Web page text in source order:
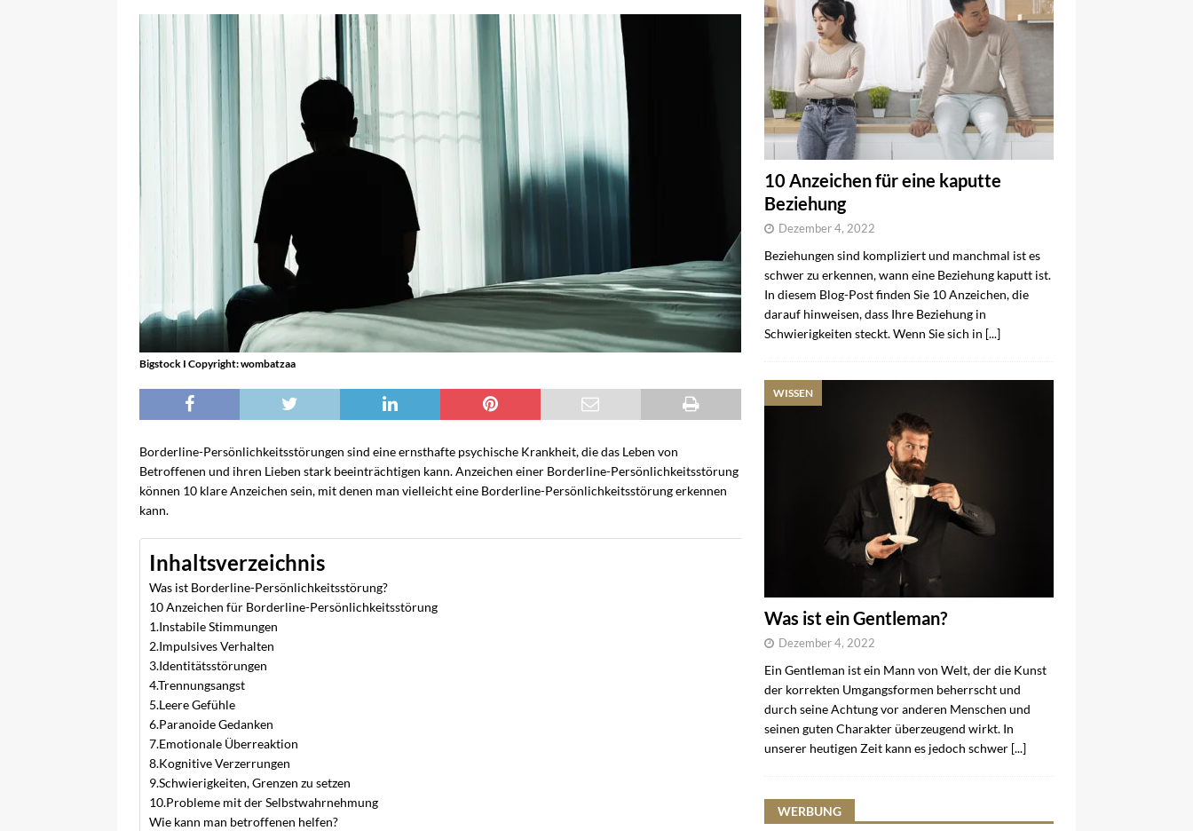
Bigstock I Copyright: wombatzaa
Borderline-Persönlichkeitsstörungen sind eine ernsthafte psychische Krankheit, die das Leben von
Betroffenen und ihren Lieben stark beeinträchtigen kann. Anzeichen einer Borderline-Persönlichkeitsstörung
können 10 klare Anzeichen sein, mit denen man vielleicht eine Borderline-Persönlichkeitsstörung erkennen
kann.
Inhaltsverzeichnis
Was ist Borderline-Persönlichkeitsstörung?
10 Anzeichen für Borderline-Persönlichkeitsstörung
1.Instabile Stimmungen
2.Impulsives Verhalten
3.Identitätsstörungen
4.Trennungsangst
5.Leere Gefühle
6.Paranoide Gedanken
7.Emotionale Überreaktion
8.Kognitive Verzerrungen
9.Schwierigkeiten, Grenzen zu setzen
10.Probleme mit der Selbstwahrnehmung
Wie kann man betroffenen helfen?
10 Anzeichen für eine kaputte
Beziehung
Dezember 4, 2022
Beziehungen sind kompliziert und manchmal ist es
schwer zu erkennen, wann eine Beziehung kaputt ist.
In diesem Blog-Post finden Sie 10 Anzeichen, die
darauf hinweisen, dass Ihre Beziehung in
Schwierigkeiten steckt. Wenn Sie sich in [...]
WISSEN
Was ist ein Gentleman?
Dezember 4, 2022
Ein Gentleman ist ein Mann von Welt, der die Kunst
der korrekten Umgangsformen beherrscht und
durch seine Achtung vor anderen Menschen und
seinen guten Charakter überzeugend wirkt. In
unserer heutigen Zeit kann es jedoch schwer [...]
WERBUNG